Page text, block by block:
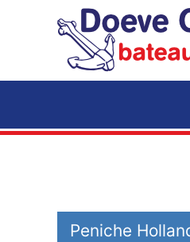
Accéder au contenu
Peniche